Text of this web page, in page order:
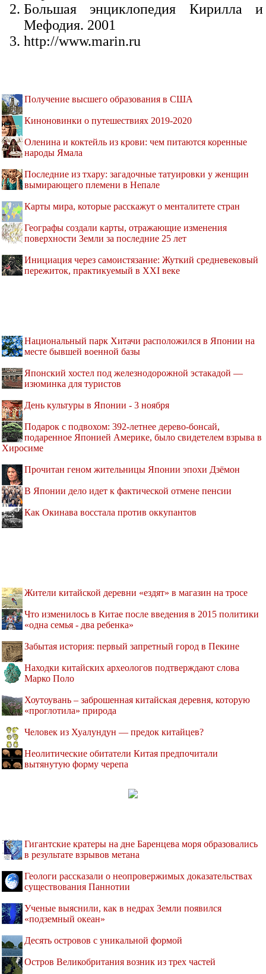
Большая энциклопедия Кирилла и
Мефодия. 2001
http://www.marin.ru
Получение высшего образования в США
Киноновинки о путешествиях 2019-2020
Оленина и коктейль из крови: чем питаются коренные
народы Ямала
Последние из тхару: загадочные татуировки у женщин
вымирающего племени в Непале
Карты мира, которые расскажут о менталитете стран
Географы создали карты, отражающие изменения
поверхности Земли за последние 25 лет
Инициация через самоистязание: Жуткий средневековый
пережиток, практикуемый в XXI веке
Национальный парк Хитачи расположился в Японии на
месте бывшей военной базы
Японский хостел под железнодорожной эстакадой —
изюминка для туристов
День культуры в Японии - 3 ноября
Подарок с подвохом: 392-летнее дерево-бонсай,
подаренное Японией Америке, было свидетелем взрыва в
Хиросиме
Прочитан геном жительницы Японии эпохи Дзёмон
В Японии дело идет к фактической отмене пенсии
Как Окинава восстала против оккупантов
Жители китайской деревни «ездят» в магазин на тросе
Что изменилось в Китае после введения в 2015 политики
«одна семья - два ребенка»
Забытая история: первый запретный город в Пекине
Находки китайских археологов подтверждают слова
Марко Поло
Хоутоувань – заброшенная китайская деревня, которую
«проглотила» природа
Человек из Хуалундун — предок китайцев?
Неолитические обитатели Китая предпочитали
вытянутую форму черепа
Гигантские кратеры на дне Баренцева моря образовались
в результате взрывов метана
Геологи рассказали о неопровержимых доказательствах
существования Паннотии
Ученые выяснили, как в недрах Земли появился
«подземный океан»
Десять островов c уникальной формой
Остров Великобритания возник из трех частей